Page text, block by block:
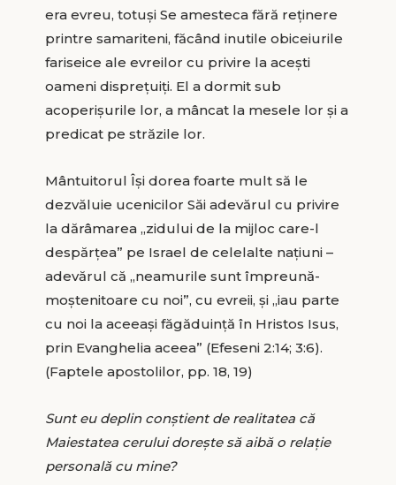
era evreu, totuși Se amesteca fără reținere
printre samariteni, făcând inutile obiceiurile
fariseice ale evreilor cu privire la acești
oameni disprețuiți. El a dormit sub
acoperișurile lor, a mâncat la mesele lor și a
predicat pe străzile lor.
Mântuitorul Își dorea foarte mult să le
dezvăluie ucenicilor Săi adevărul cu privire
la dărâmarea „zidului de la mijloc care-l
despărțea” pe Israel de celelalte națiuni –
adevărul că „neamurile sunt împreună-
moștenitoare cu noi”, cu evreii, și „iau parte
cu noi la aceeași făgăduință în Hristos Isus,
prin Evanghelia aceea” (Efeseni 2:14; 3:6).
(Faptele apostolilor, pp. 18, 19)
Sunt eu deplin conștient de realitatea că
Maiestatea cerului dorește să aibă o relație
personală cu mine?